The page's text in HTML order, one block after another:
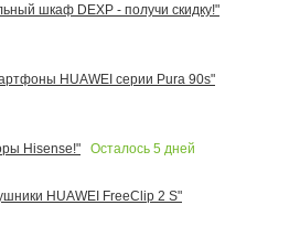
шкаф DEXP - получи скидку!"
HUAWEI серии Pura 90s"
Hisense!"
Осталось 5 дней
HUAWEI FreeClip 2 S"